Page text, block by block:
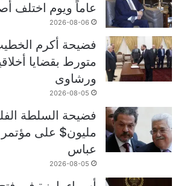
عاماً ويوم اختلف
2026-08-06
فضيحة أكرم
متورط بقضايا
ورشاوى
2026-08-05
فضيحة السلطة
مليون$ على مؤتمر
عباس
2026-08-05